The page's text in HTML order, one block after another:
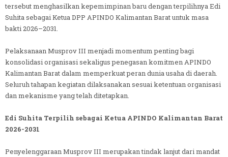
tersebut menghasilkan kepemimpinan baru dengan terpilihnya Edi
Suhita sebagai Ketua DPP APINDO Kalimantan Barat untuk masa
bakti 2026–2031.
Pelaksanaan Musprov III menjadi momentum penting bagi
konsolidasi organisasi sekaligus penegasan komitmen APINDO
Kalimantan Barat dalam memperkuat peran dunia usaha di daerah.
Seluruh tahapan kegiatan dilaksanakan sesuai ketentuan organisasi
dan mekanisme yang telah ditetapkan.
Edi Suhita Terpilih sebagai Ketua APINDO Kalimantan Barat
2026-2031
Penyelenggaraan Musprov III merupakan tindak lanjut dari mandat